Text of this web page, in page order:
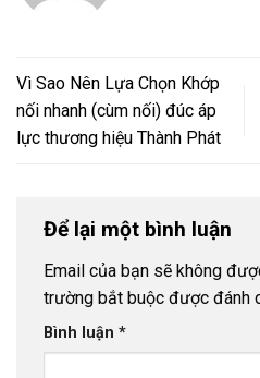
Vì Sao Nên Lựa Chọn Khớp
nối nhanh (cùm nối) đúc áp
lực thương hiệu Thành Phát
Để lại một bình luận
Email của bạn sẽ không
trường bắt buộc được đánh
Bình luận *